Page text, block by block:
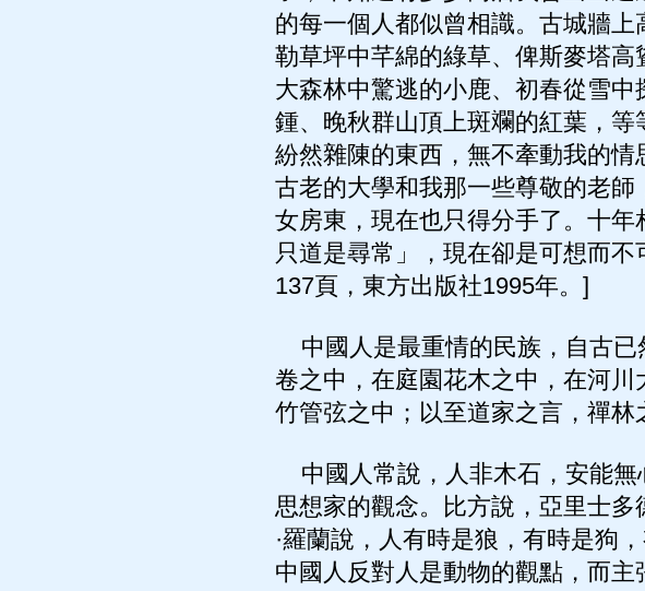
的每一個人都似曾相識。古城牆上
勒草坪中芊綿的綠草、俾斯麥塔高
大森林中驚逃的小鹿、初春從雪中
鍾、晚秋群山頂上斑斕的紅葉，等
紛然雜陳的東西，無不牽動我的情
古老的大學和我那一些尊敬的老
女房東，現在也只得分手了。十
只道是尋常」，現在卻是可想而
137頁，東方出版社1995年。]
中國人是最重情的民族，自古已
卷之中，在庭園花木之中，在河
竹管弦之中；以至道家之言，禪林
中國人常說，人非木石，安能無
思想家的觀念。比方說，亞里士
·羅蘭說，人有時是狼，有時是狗
中國人反對人是動物的觀點，而主